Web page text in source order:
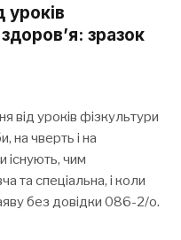
уроків
зразок
від уроків фізкультури
на чверть і на
існують, чим
та спеціальна, і коли
без довідки 086-2/о.